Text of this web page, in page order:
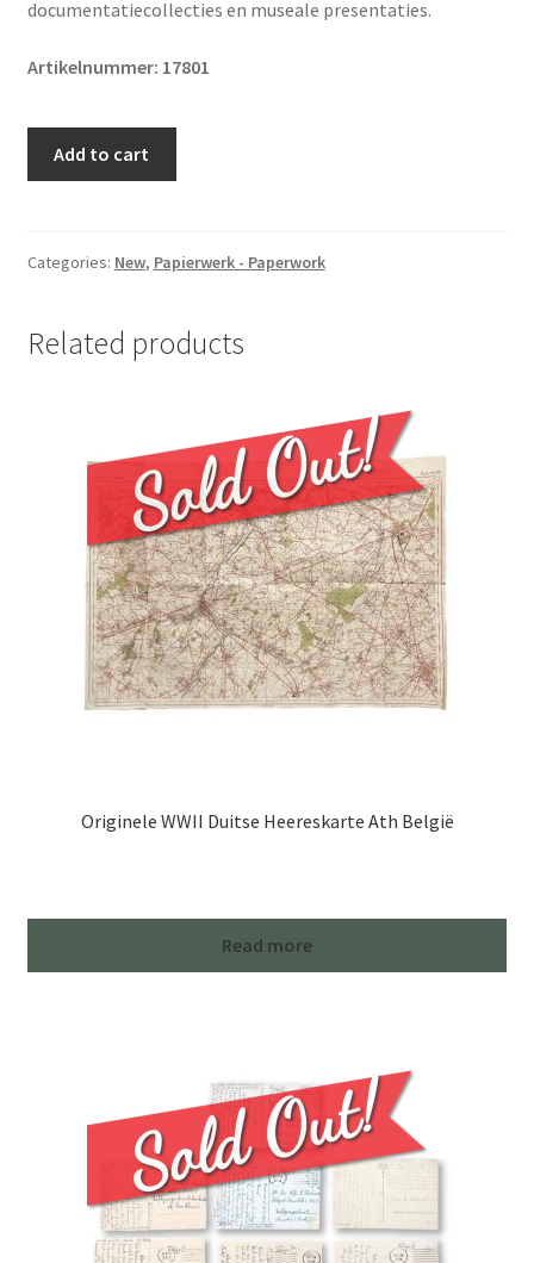
documentatiecollecties en museale presentaties.
Artikelnummer: 17801
'Capture
quantity
Add to cart
Categories: New, Papierwerk - Paperwork
Related products
Originele WWII Duitse Heereskarte Ath België
Read more